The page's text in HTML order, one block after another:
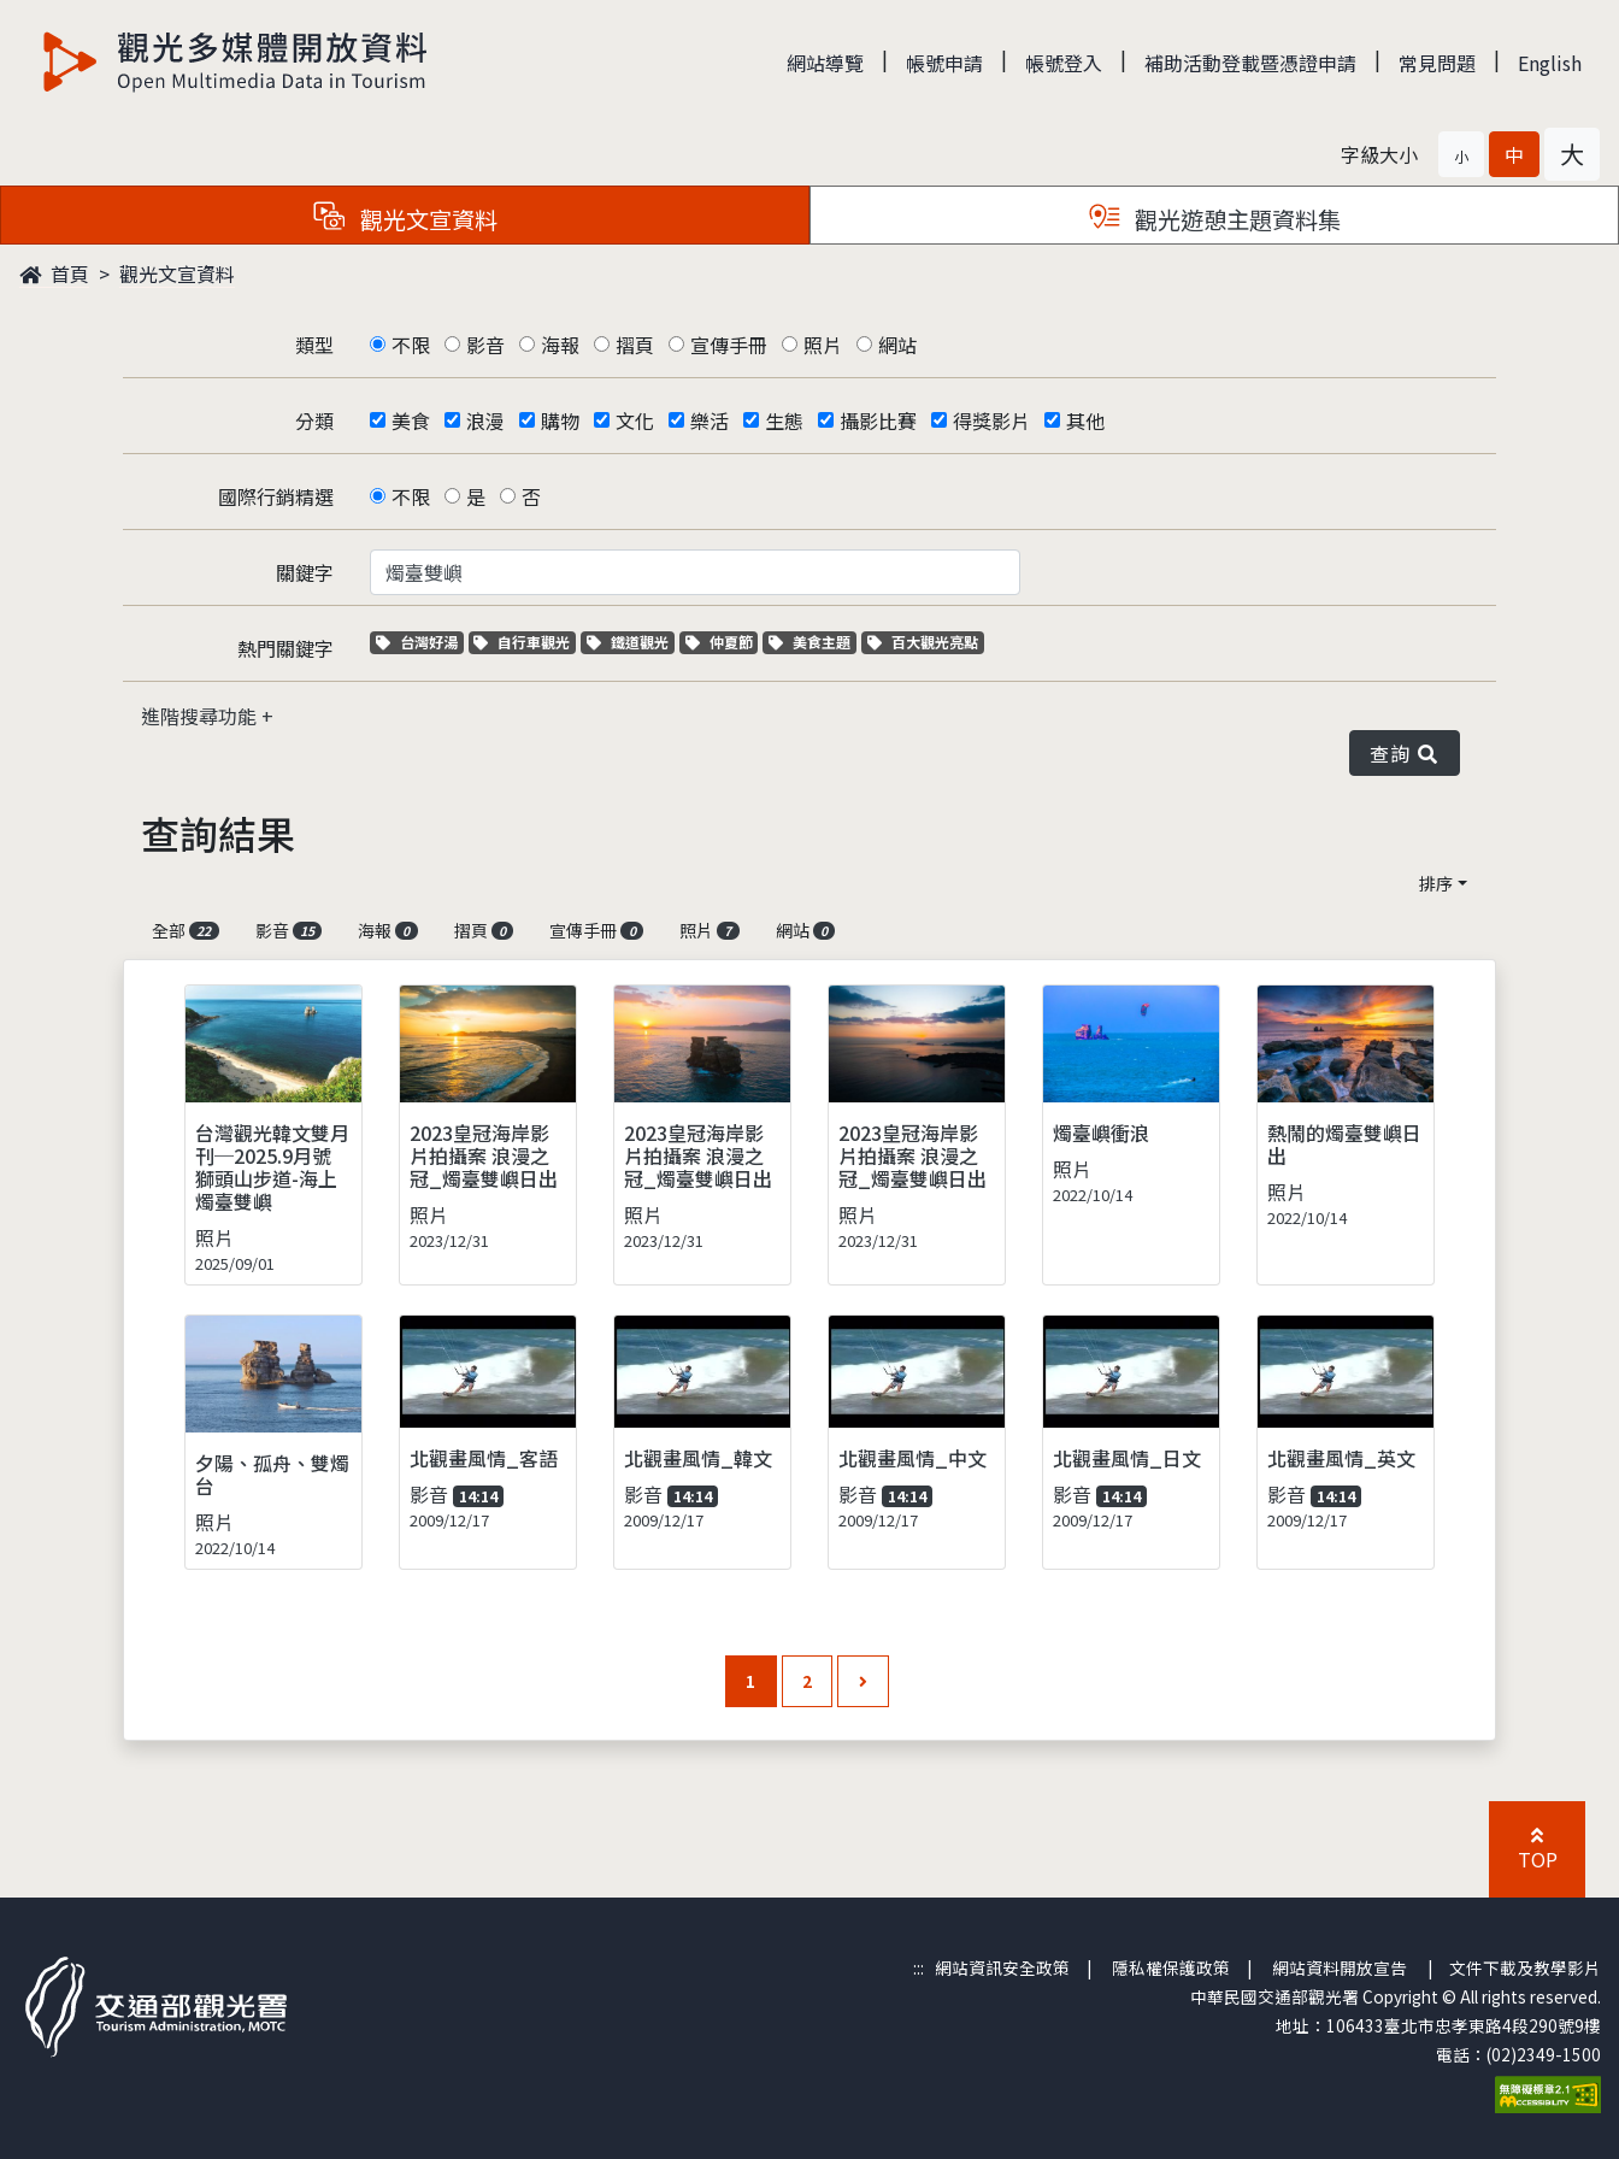
觀光多媒體開放資料 網站導覽 | 帳號申請 | 帳號登入 | 補助活動登載暨憑證申請 | 常見問題 | English
字級大小 小 中 大
觀光文宣資料 觀光遊憩主題資料集
首頁 觀光文宣資料
類型 不限 影音 海報 摺頁 宣傳手冊 照片 網站
分類 美食 浪漫 購物 文化 樂活 生態 攝影比賽 得獎影片 其他
國際行銷精選 不限 是 否
關鍵字
熱門關鍵字 關鍵字標籤
台灣好湯 關鍵字標籤
自行車觀光 關鍵字標籤
鐵道觀光 關鍵字標籤
仲夏節 關鍵字標籤
美食主題 關鍵字標籤
百大觀光亮點
進階搜尋功能
查詢
查詢結果
排序
全部
22 影音 15 海報 0 摺頁 0 宣傳手冊 0 照片 7 網站 0
台灣觀光韓文雙月
刊─2025.9月號
獅頭山步道-海上
燭臺雙嶼
照片
2025/09/01
2023皇冠海岸影
片拍攝案 浪漫之
冠_燭臺雙嶼日出
照片
2023/12/31
2023皇冠海岸影
片拍攝案 浪漫之
冠_燭臺雙嶼日出
照片
2023/12/31
2023皇冠海岸影
片拍攝案 浪漫之
冠_燭臺雙嶼日出
照片
2023/12/31
燭臺嶼衝浪
照片
2022/10/14
熱鬧的燭臺雙嶼日
出
照片
2022/10/14
夕陽、孤舟、雙燭
台
照片
2022/10/14
北觀畫風情_客語
影音 14:14
2009/12/17
北觀畫風情_韓文
影音 14:14
2009/12/17
北觀畫風情_中文
影音 14:14
2009/12/17
北觀畫風情_日文
影音 14:14
2009/12/17
北觀畫風情_英文
影音 14:14
2009/12/17
1 2
TOP
::: 網站資訊安全政策 | 隱私權保護政策 | 網站資料開放宣告 | 文件下載及教學影片
中華民國交通部觀光署 Copyright © All rights reserved.
地址：106433臺北市忠孝東路4段290號9樓
電話：(02)2349-1500